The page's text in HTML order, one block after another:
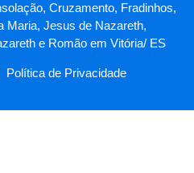
Cruzamento, Fradinhos,
Maria, Jesus de Nazareth,
e Romão em Vitória/ ES
Política de Privacidade